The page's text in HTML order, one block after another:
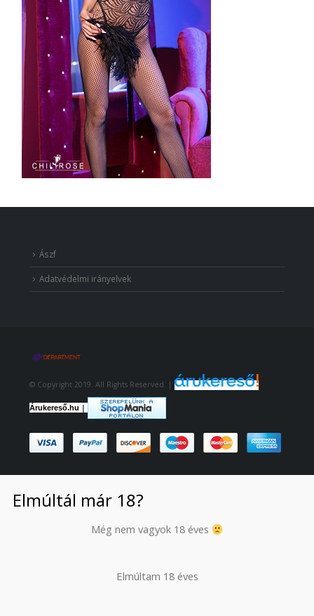
Ászf
Adatvédelmi irányelvek
© Copyright 2019. All Rights Reserved. |
Árukereső.hu |
Elmúltál már 18?
Még nem vagyok 18 éves
Elmúltam 18 éves